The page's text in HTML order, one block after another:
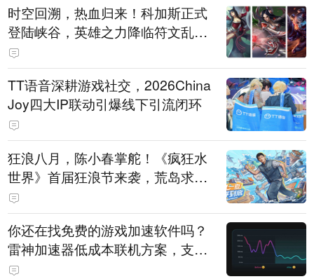
时空回溯，热血归来！科加斯正式
登陆峡谷，英雄之力降临符文乱
斗！
TT语音深耕游戏社交，2026China
Joy四大IP联动引爆线下引流闭环
狂浪八月，陈小春掌舵！《疯狂水
世界》首届狂浪节来袭，荒岛求生
直播即将开启
你还在找免费的游戏加速软件吗？
雷神加速器低成本联机方案，支持
免费试用